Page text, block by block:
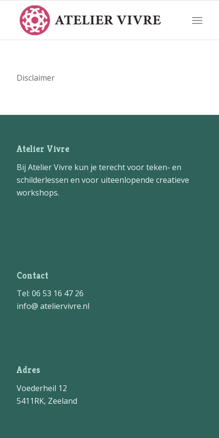
Disclaimer
Atelier Vivre
Bij Atelier Vivre kun je terecht voor teken- en
schilderlessen en voor uiteenlopende creatieve
workshops.
Contact
Tel: 06 53 16 47 26
info@ ateliervivre.nl
Adres
Voederheil 12
5411RK, Zeeland